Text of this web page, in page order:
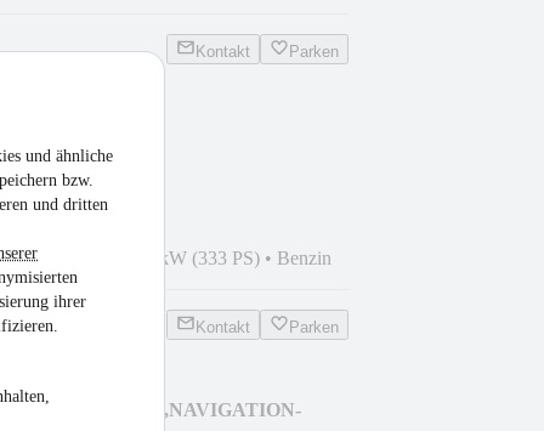
und ähnliche
bzw.
und dritten
ihrer
Kontakt Parken
CLOSE
•56.495 km 245 kW (333 PS) • Benzin
Kontakt Parken
B200 AUTOMATIK,NAVIGATION-